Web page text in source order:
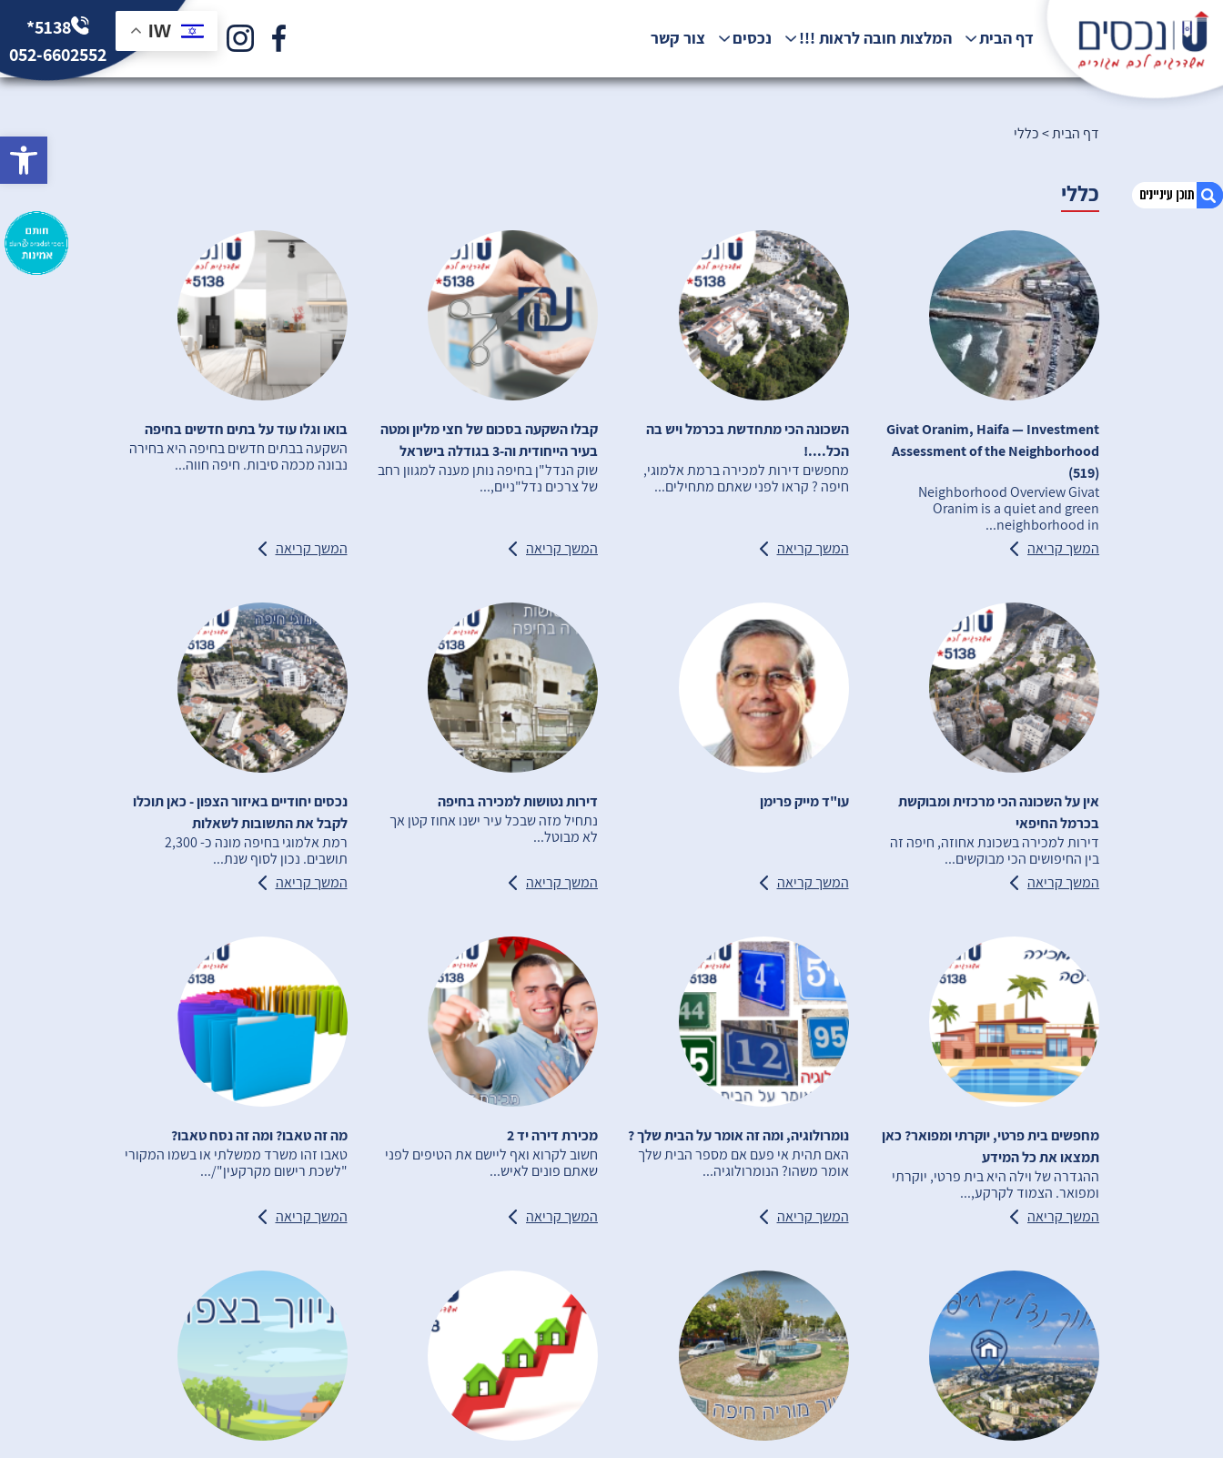
דף הבית המלצות חובה לראות !!! נכסים צור קשר IW
*5138
052-6602552
דף הבית>כללי
כללי
Givat Oranim, Haifa — Investment
Assessment of the Neighborhood
(519)
Neighborhood Overview Givat
Oranim is a quiet and green
neighborhood in...
המשך קריאה
השכונה הכי מתחדשת בכרמל ויש בה
הכל....!
מחפשים דירות למכירה ברמת אלמוגי,
חיפה ? קראו לפני שאתם מתחילים...
המשך קריאה
קבלו השקעה בסכום של חצי מליון ומטה
בעיר הייחודית וה-3 בגודלה בישראל
שוק הנדל"ן בחיפה נותן מענה למגוון רחב
של צרכים נדל"ניים,...
המשך קריאה
בואו וגלו עוד על בתים חדשים בחיפה
השקעה בבתים חדשים בחיפה היא בחירה
נבונה מכמה סיבות. חיפה חווה...
המשך קריאה
אין על השכונה הכי מרכזית ומבוקשת
בכרמל החיפאי
דירות למכירה בשכונת אחוזה, חיפה זה
בין החיפושים הכי מבוקשים...
המשך קריאה
עו"ד מייק פרימן
המשך קריאה
דירות נטושות למכירה בחיפה
נתחיל מזה שבכל עיר ישנו אחוז קטן אך
לא מבוטל...
המשך קריאה
נכסים יחודיים באיזור הצפון - כאן תוכלו
לקבל את התשובות לשאלות
רמת אלמוגי בחיפה מונה כ- 2,300
תושבים. נכון לסוף שנת...
המשך קריאה
מחפשים בית פרטי, יוקרתי ומפואר? כאן
תמצאו את כל המידע
ההגדרה של וילה היא בית פרטי, יוקרתי
ומפואר. הצמוד לקרקע,...
המשך קריאה
נומרולוגיה, ומה זה אומר על הבית שלך ?
האם תהית אי פעם אם מספר הבית שלך
אומר משהו? הנומרולוגיה...
המשך קריאה
מכירת דירה יד 2
חשוב לקרוא ואף ליישם את הטיפים לפני
שאתם פונים לאיש...
המשך קריאה
מה זה טאבו? ומה זה נסח טאבו?
טאבו זהו משרד ממשלתי או בשמו המקורי
"לשכת רישום מקרקעין"/...
המשך קריאה